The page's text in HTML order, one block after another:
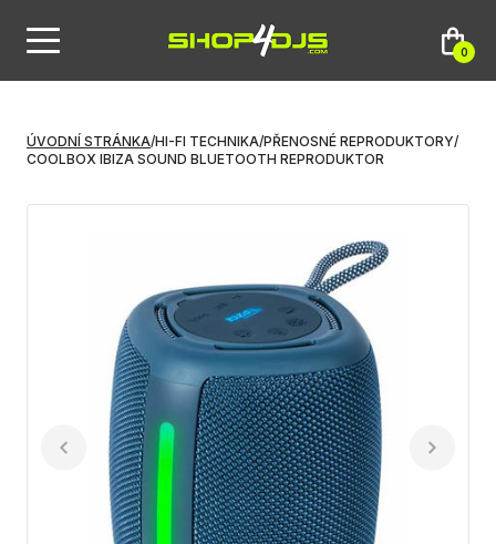
0
ÚVODNÍ STRÁNKA/HI-FI TECHNIKA/PŘENOSNÉ REPRODUKTORY/
COOLBOX IBIZA SOUND BLUETOOTH REPRODUKTOR